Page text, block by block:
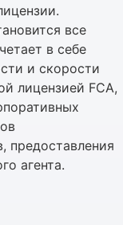
все
в себе
и скорости
лицензией FCA,
предоставления
агента.